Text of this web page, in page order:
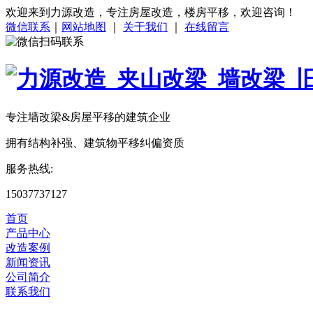
欢迎来到力源改造，专注房屋改造，楼房平移，欢迎咨询！
微信联系
网站地图 关于我们 在线留言
专注墙改梁&房屋平移的建筑企业
拥有结构补强、建筑物平移纠偏资质
服务热线:
15037737127
首页
产品中心
改造案例
新闻资讯
公司简介
联系我们